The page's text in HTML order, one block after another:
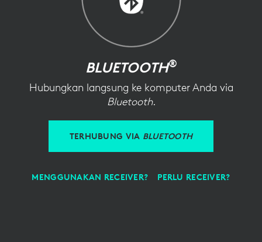
BLUETOOTH®
Hubungkan langsung ke komputer Anda via
Bluetooth.
TERHUBUNG VIA BLUETOOTH
MENGGUNAKAN RECEIVER? PERLU RECEIVER?